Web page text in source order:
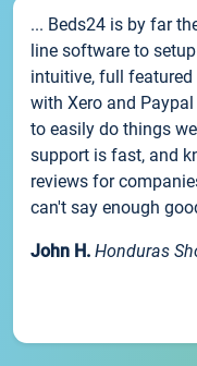
... Beds24 is by far
line software to
intuitive, full
with Xero and
to easily do things
support is fast, and
reviews for
can't say enough
John H. Honduras